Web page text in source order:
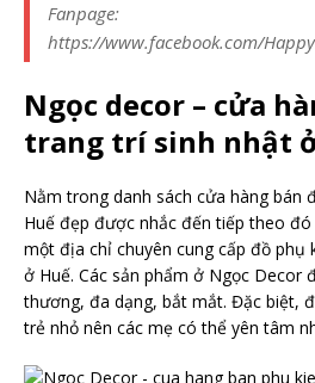
Fanpage:
https://www.facebook.com/
Ngọc decor – cửa
trang trí sinh nhật
Nằm trong danh sách cửa hàng bán
Huế đẹp được nhắc đến tiếp theo
một địa chỉ chuyên cung cấp đồ phụ
ở Huế. Các sản phẩm ở Ngọc Decor
thương, đa dạng, bắt mắt. Đặc biệt,
trẻ nhỏ nên các mẹ có thể yên tâm